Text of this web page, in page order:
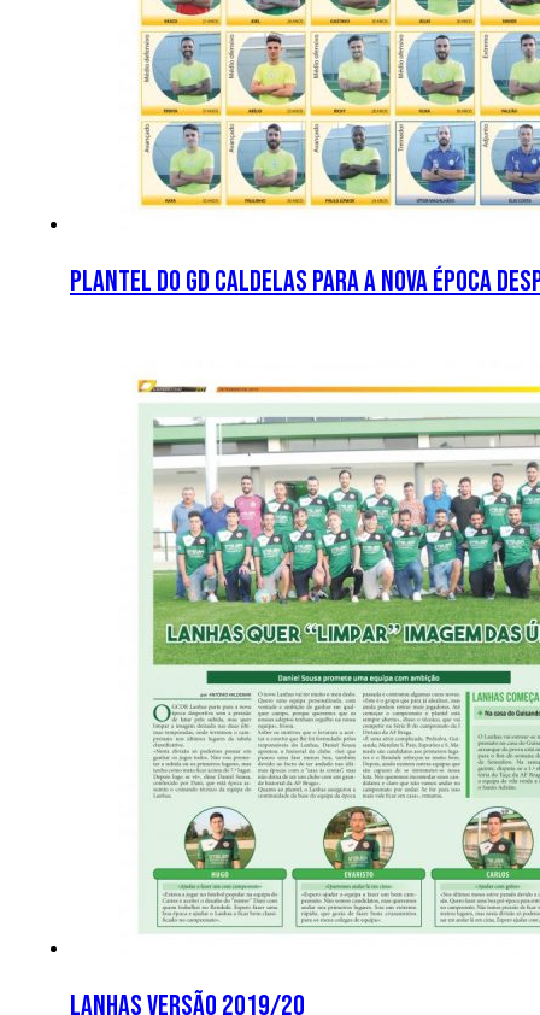
Plantel do GD Caldelas para a nova época
Lanhas versão 2019/20